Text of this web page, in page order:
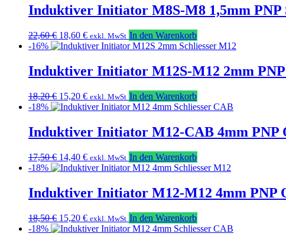
18,50 €15,20 €.
Induktiver Initiator M8S-M8 1,5mm PNP
22,60€ Ursprünglicher
Preis
22,60 €
18,60 €Aktueller
Preis
18,60 €.
exkl. MwSt In den Warenkorb
-16%
Induktiver Initiator M12S-M12 2mm PNP
18,20€ Ursprünglicher
Preis
18,20 €
15,20 €Aktueller
Preis
15,20 €.
exkl. MwSt In den Warenkorb
-18%
Induktiver Initiator M12-CAB 4mm PNP
17,50€ Ursprünglicher
Preis
17,50 €
14,40 €Aktueller
Preis
14,40 €.
exkl. MwSt In den Warenkorb
-18%
Induktiver Initiator M12-M12 4mm PNP
18,50€ Ursprünglicher
Preis
15,20 €Aktueller
Preis
exkl. MwSt In den Warenkorb
-18%